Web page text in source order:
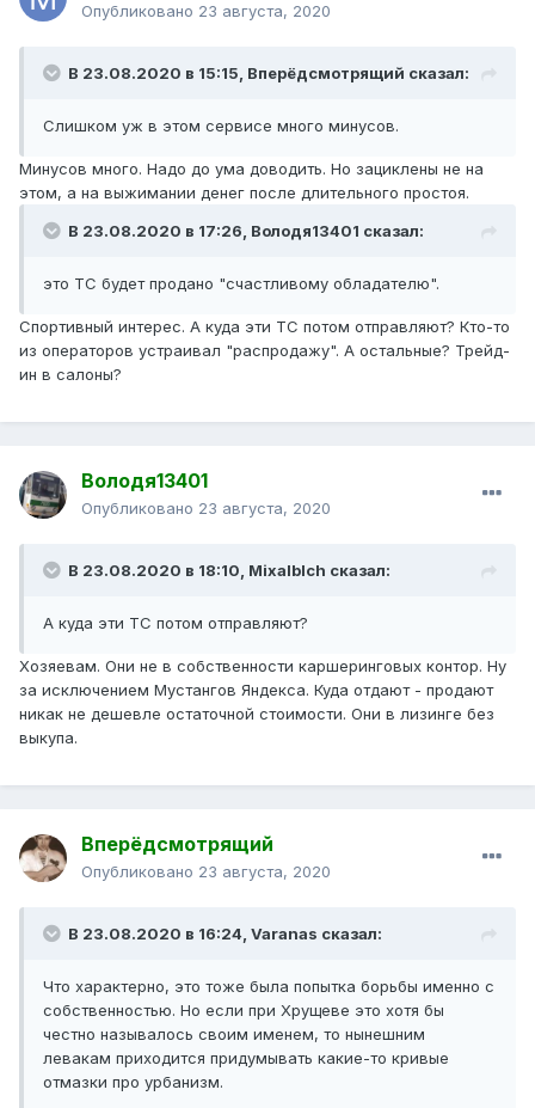
Опубликовано 23 августа, 2020
В 23.08.2020 в 15:15, Вперёдсмотрящий сказал:
Слишком уж в этом сервисе много минусов.
Минусов много. Надо до ума доводить. Но зациклены не на
этом, а на выжимании денег после длительного простоя.
В 23.08.2020 в 17:26, Володя13401 сказал:
это ТС будет продано "счастливому обладателю".
Спортивный интерес. А куда эти ТС потом отправляют? Кто-то
из операторов устраивал "распродажу". А остальные? Трейд-
ин в салоны?
Володя13401
Опубликовано 23 августа, 2020
В 23.08.2020 в 18:10, Mixalblch сказал:
А куда эти ТС потом отправляют?
Хозяевам. Они не в собственности каршеринговых контор. Ну
за исключением Мустангов Яндекса. Куда отдают - продают
никак не дешевле остаточной стоимости. Они в лизинге без
выкупа.
Вперёдсмотрящий
Опубликовано 23 августа, 2020
В 23.08.2020 в 16:24, Varanas сказал:
Что характерно, это тоже была попытка борьбы именно с
собственностью. Но если при Хрущеве это хотя бы
честно называлось своим именем, то нынешним
левакам приходится придумывать какие-то кривые
отмазки про урбанизм.